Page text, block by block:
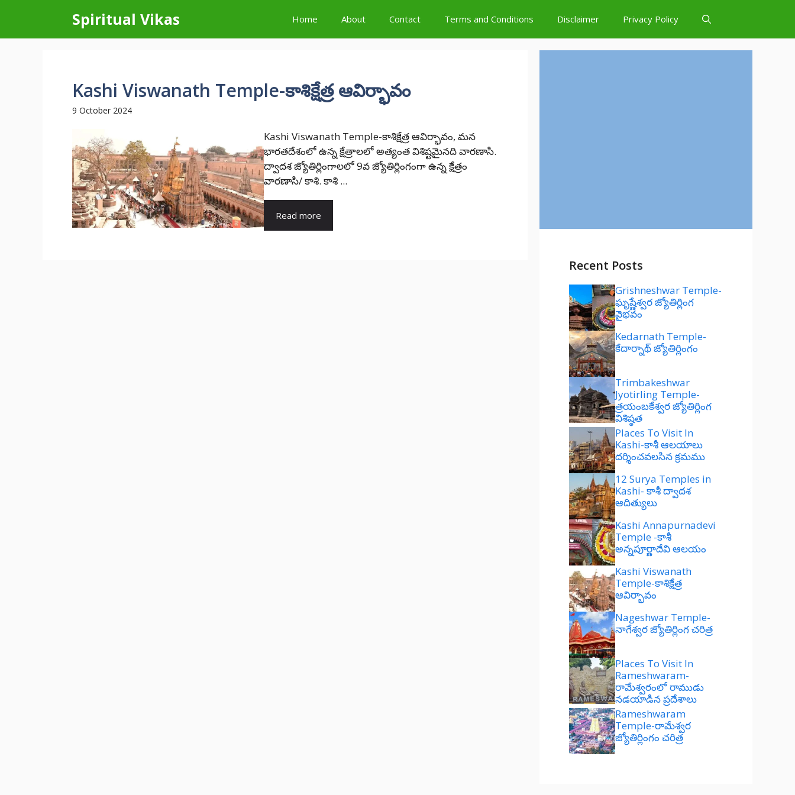
content
Spiritual Vikas Home About Contact Terms and Conditions Disclaimer Privacy Policy
Kashi Viswanath Temple-కాశిక్షేత్ర ఆవిర్భావం
9 October 2024
Kashi Viswanath Temple-కాశిక్షేత్ర ఆవిర్భావం, మన
భారతదేశంలో ఉన్న క్షేత్రాలలో అత్యంత విశిష్టమైనది వారణాసి.
ద్వాదశ జ్యోతిర్లింగాలలో 9వ జ్యోతిర్లింగంగా ఉన్న క్షేత్రం
వారణాసి/ కాశి. కాశి ...
Read more
Recent Posts
Grishneshwar Temple-
ఘృష్ణేశ్వర జ్యోతిర్లింగ
వైభవం
Kedarnath Temple-
కేదార్నాథ్ జ్యోతిర్లింగం
Trimbakeshwar
Jyotirling Temple-
త్రయంబకేశ్వర జ్యోతిర్లింగ
విశిష్ఠత
Places To Visit In
Kashi-కాశీ ఆలయాలు
దర్శించవలసిన క్రమము
12 Surya Temples in
Kashi- కాశీ ద్వాదశ
ఆదిత్యులు
Kashi Annapurnadevi
Temple -కాశీ
అన్నపూర్ణాదేవి ఆలయం
Kashi Viswanath
Temple-కాశిక్షేత్ర
ఆవిర్భావం
Nageshwar Temple-
నాగేశ్వర జ్యోతిర్లింగ చరిత్ర
Places To Visit In
Rameshwaram-
రామేశ్వరంలో రాముడు
నడయాడిన ప్రదేశాలు
Rameshwaram
Temple-రామేశ్వర
జ్యోతిర్లింగం చరిత్ర